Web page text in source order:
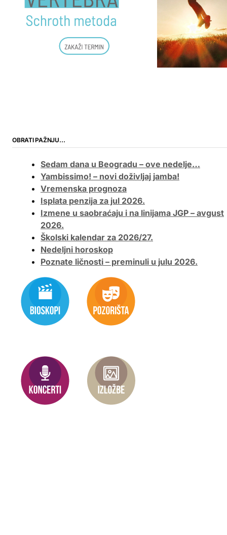
OBRATI PAŽNJU…
Sedam dana u Beogradu – ove nedelje…
Yambissimo! – novi doživljaj jamba!
Vremenska prognoza
Isplata penzija za jul 2026.
Izmene u saobraćaju i na linijama JGP – avgust
2026.
Školski kalendar za 2026/27.
Nedeljni horoskop
Poznate ličnosti – preminuli u julu 2026.